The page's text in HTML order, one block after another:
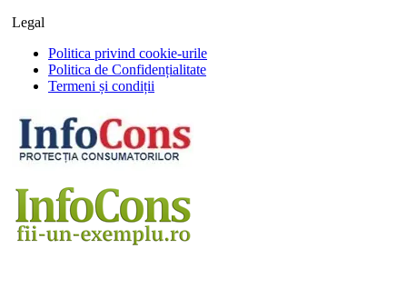
Legal
Politica privind cookie-urile
Politica de Confidențialitate
Termeni și condiții